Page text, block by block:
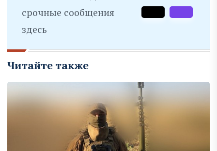
срочные сообщения
здесь
Читайте также